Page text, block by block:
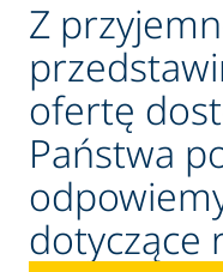
Z
ofertę
Państwa
dotyczące